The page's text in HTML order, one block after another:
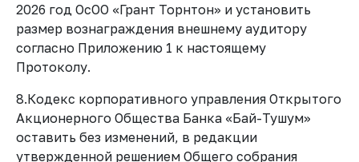
2026 год ОсОО «Грант Торнтон» и установить
размер вознаграждения внешнему аудитору
согласно Приложению 1 к настоящему
Протоколу.
8.Кодекс корпоративного управления Открытого
Акционерного Общества Банка «Бай-Тушум»
оставить без изменений, в редакции
утвержденной решением Общего собрания